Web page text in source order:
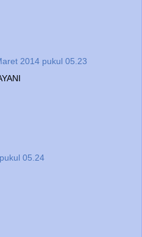
2014 pukul 05.23
05.24